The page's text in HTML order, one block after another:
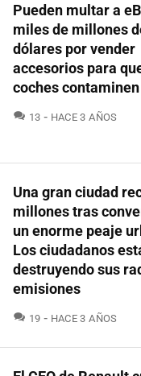
Pueden multar a
miles de millones
dólares por vender
accesorios para
coches
13 COMENTARIOS
HACE 3 AÑOS
Una gran ciudad
millones tras
un enorme peaje
Los ciudadanos
destruyendo sus
emisiones
19 COMENTARIOS
HACE 3 AÑOS